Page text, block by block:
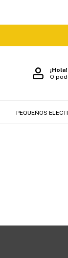
¡Hola!
O
PEQUEÑOS